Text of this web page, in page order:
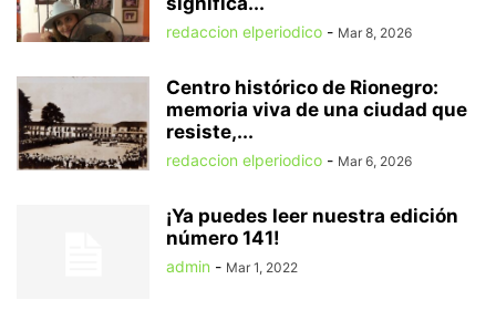
redaccion elperiodico - Mar 8, 2026
Centro histórico de Rionegro:
memoria viva de una ciudad que
resiste,...
redaccion elperiodico - Mar 6, 2026
¡Ya puedes leer nuestra edición
número 141!
admin - Mar 1, 2022